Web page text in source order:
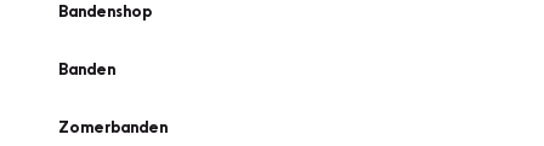
Bandenshop
Banden
Zomerbanden